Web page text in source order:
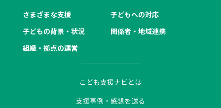
さまざまな支援
子どもへの対応
子どもの背景・状況
関係者・地域連携
組織・拠点の運営
こども支援ナビとは
支援事例・感想を送る